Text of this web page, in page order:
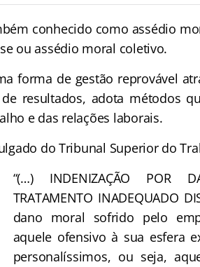
conhecido como assédio
ou assédio moral coletivo.
forma de gestão reprovável
resultados, adota métodos
e das relações laborais.
do Tribunal Superior do
“(…) INDENIZAÇÃO POR
TRATAMENTO INADEQUADO
dano moral sofrido pelo
aquele ofensivo à sua esfera
personalíssimos, ou seja,